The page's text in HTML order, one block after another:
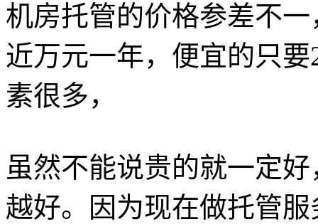
机房托管的价格参差不
近万元一年，便宜的只
素很多，
虽然不能说贵的就一定
越好。因为现在做托管